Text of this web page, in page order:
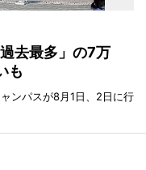
去最多」の7万
も
ンパスが8月1日、2日に行